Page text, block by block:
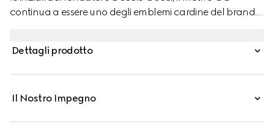
continua a essere uno degli emblemi cardine del brand.
floccata all-over. Un dettaglio loop Web verde e rosso
Dettagli prodotto
Il Nostro Impegno